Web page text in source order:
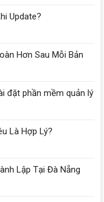
Update?
Hơn Sau Mỗi Bản
đặt phần mềm quản lý
Là Hợp Lý?
Lập Tại Đà Nẵng